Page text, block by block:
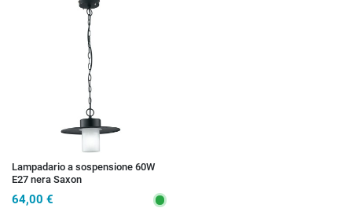
Lampadario a sospensione 60W
E27 nera Saxon
64,00 €